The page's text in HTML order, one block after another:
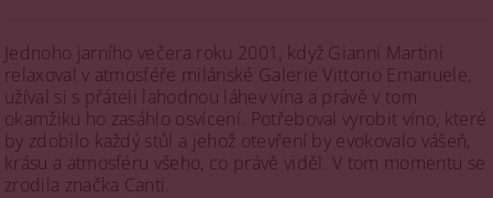
Jednoho jarního večera roku 2001, když Gianni Martini
relaxoval v atmosféře milánské Galerie Vittorio Emanuele,
užíval si s přáteli lahodnou láhev vína a právě v tom
okamžiku ho zasáhlo osvícení. Potřeboval vyrobit víno, které
by zdobilo každý stůl a jehož otevření by evokovalo vášeň,
krásu a atmosféru všeho, co právě viděl. V tom momentu se
zrodila značka Canti.